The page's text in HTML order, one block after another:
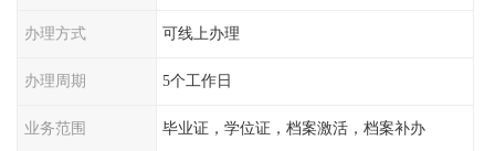
办理方式 可线上办理
办理周期 5个工作日
业务范围 毕业证，学位证，档案激活，档案补办